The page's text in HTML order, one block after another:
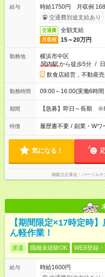
給与
時給1750円 月収例
交通費別途支給あり
交通費 全額支給
月収例 15～20万円
勤務地
横浜市中区
関内駅から徒歩5分 /
飲食店経営，不動産
勤務時間 09:00～16:00(実働6時
期間 【急募】即日～長期
特徴 履歴書不要 / 副業・Wワ
気になる！
掲載元企業名 パーソル
【期間限定×17時定時
ん軽作業！
派遣 職種未経験OK WEB登録
給与
時給1600円